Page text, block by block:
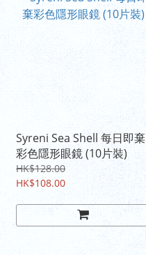
Syreni Sea Shell 每日即棄
彩色隱形眼鏡 (10片裝)
HK$128.00
HK$108.00